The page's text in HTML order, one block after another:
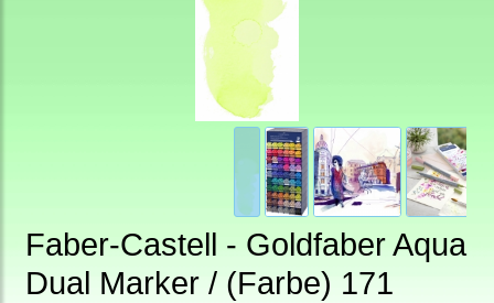
Faber-Castell - Goldfaber Aqua
Dual Marker / (Farbe) 171